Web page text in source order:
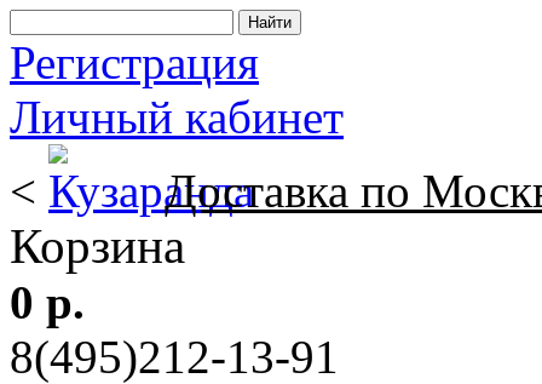
Регистрация
Личный кабинет
<
Доставка по
Корзина
0 р.
8(495)212-13-91